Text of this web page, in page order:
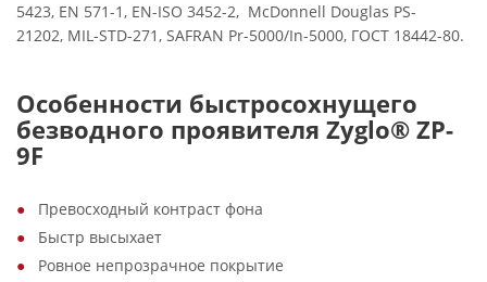
5423, EN 571-1, EN-ISO 3452-2, McDonnell Douglas PS-
21202, MIL-STD-271, SAFRAN Pr-5000/In-5000, ГОСТ 18442-80.
Особенности быстросохнущего
безводного проявителя Zyglo® ZP-
9F
Превосходный контраст фона
Быстр высыхает
Ровное непрозрачное покрытие